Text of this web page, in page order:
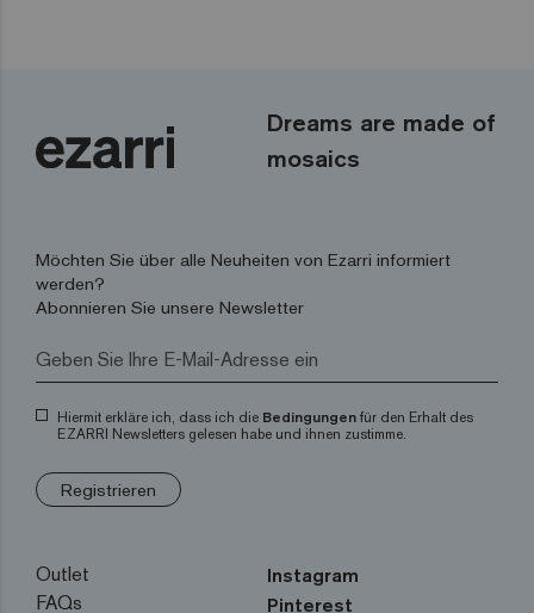
Dreams are made of
mosaics
Möchten Sie über alle Neuheiten von Ezarri informiert
werden?
Abonnieren Sie unsere Newsletter
Hiermit erkläre ich, dass ich die Bedingungen für den Erhalt des
EZARRI Newsletters gelesen habe und ihnen zustimme.
Registrieren
Outlet
FAQs
Instagram
Pinterest